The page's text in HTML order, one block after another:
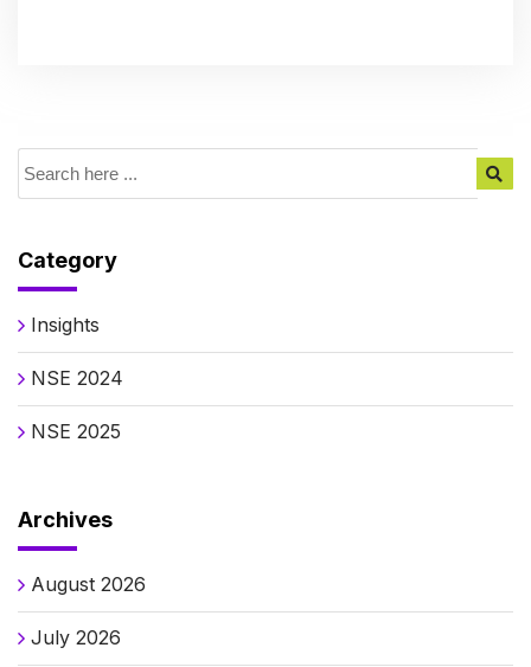
Category
Insights
NSE 2024
NSE 2025
Archives
August 2026
July 2026